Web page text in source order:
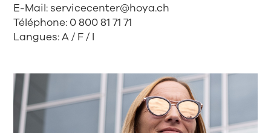
E-Mail: servicecenter@hoya.ch
Téléphone: 0 800 81 71 71
Langues: A / F / I